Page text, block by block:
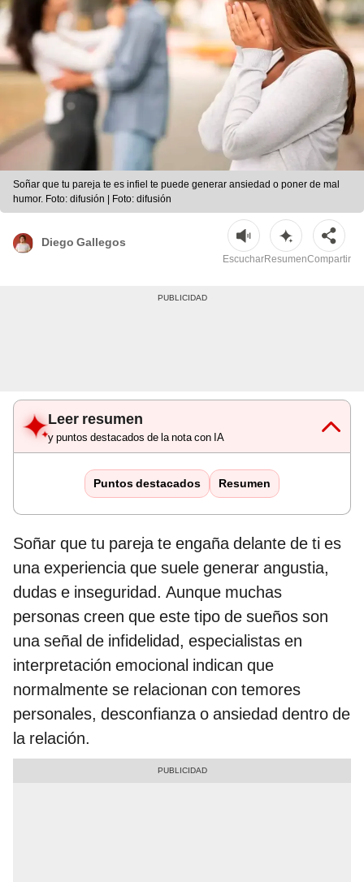
Soñar que tu pareja te es infiel te puede generar ansiedad o poner de mal
humor. Foto: difusión | Foto: difusión
Diego Gallegos
EscucharResumenCompartir
Leer resumen
y puntos destacados de la nota con IA
Puntos destacados Resumen
Soñar que tu pareja te engaña delante de ti es
una experiencia que suele generar angustia,
dudas e inseguridad. Aunque muchas
personas creen que este tipo de sueños son
una señal de infidelidad, especialistas en
interpretación emocional indican que
normalmente se relacionan con temores
personales, desconfianza o ansiedad dentro de
la relación.